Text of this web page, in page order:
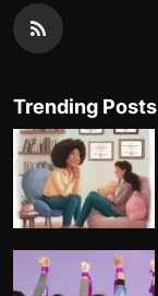
Trending Posts